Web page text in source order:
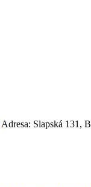
Adresa: Slapská 131,